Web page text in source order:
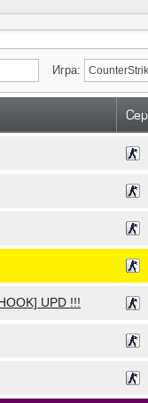
Игра:
UPD !!!